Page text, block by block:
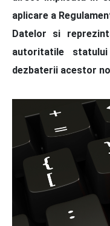
aplicare a
Datelor si
autoritatile
dezbaterii acestor